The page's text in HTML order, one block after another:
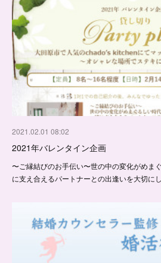
2021.02.01 08:02
2021年バレンタイン企画
〜ご縁結びのお手伝い〜世の中の変化がめま
に支え合えるパートナーとの出逢いを大切